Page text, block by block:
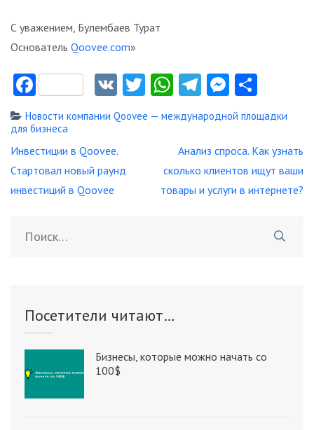
С уважением, Булембаев Турат
Основатель Qoovee.com»
FacebookVK Twitter
WhatsApp
Telegram
Новости компании Qoovee — международной площадки
для бизнеса
Навигация
по
записям
Инвестиции в Qoovee.
Стартовал новый раунд
инвестиций в Qoovee
Анализ спроса. Как узнать
сколько клиентов ищут ваши
товары и услуги в интернете?
Посетители читают…
Бизнесы, которые можно начать со
100$